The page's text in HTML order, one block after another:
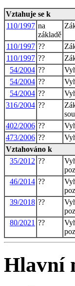
Vztahuje se k
110/1997 na
základě
110/1997 ??
110/1997 ??
54/2004 ??
54/2004 ??
54/2004 ??
316/2004 ??
402/2006 ??
473/2006 ??
Vztahováno k
35/2012 ??
46/2014 ??
39/2018 ??
80/2021 ??
Hlavní